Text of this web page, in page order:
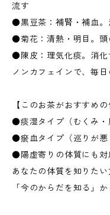
流す
●黒豆茶：補腎・補血。
●菊花：清熱・明目。頭
●陳皮：理気化痰。消化
ノンカフェインで、毎
【このお茶がおすすめの
●痰湿タイプ（むくみ・
●瘀血タイプ（巡りが悪
●陽虚寄りの体質にも対
あなたの体質を知りたい
「今のからだを知る」